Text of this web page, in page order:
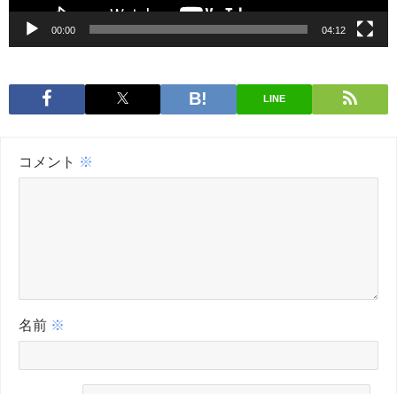
00:00 04:12
LINE
コメント ※
名前 ※